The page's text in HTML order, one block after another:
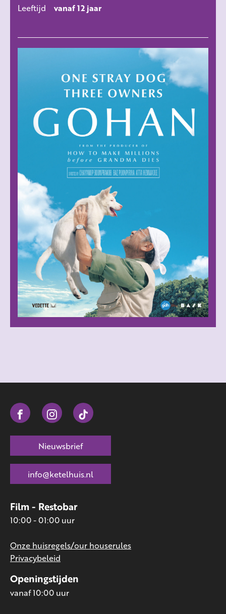
Leeftijd
vanaf 12 jaar
Openingstijden
vanaf 10:00 uur
Film - Restobar
10:00 - 01:00 uur
Onze huisregels/our houserules
Privacybeleid
Nieuwsbrief
info@ketelhuis.nl